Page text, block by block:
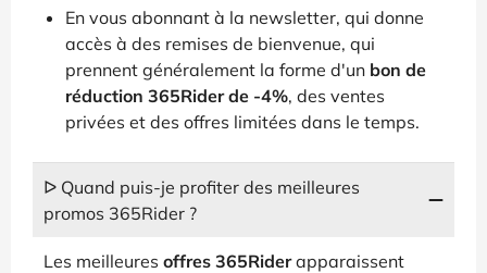
En vous abonnant à la newsletter, qui donne
accès à des remises de bienvenue, qui
prennent généralement la forme d'un bon de
réduction 365Rider de -4%, des ventes
privées et des offres limitées dans le temps.
ᐅ Quand puis-je profiter des meilleures
promos 365Rider ?
Les meilleures offres 365Riderapparaissent